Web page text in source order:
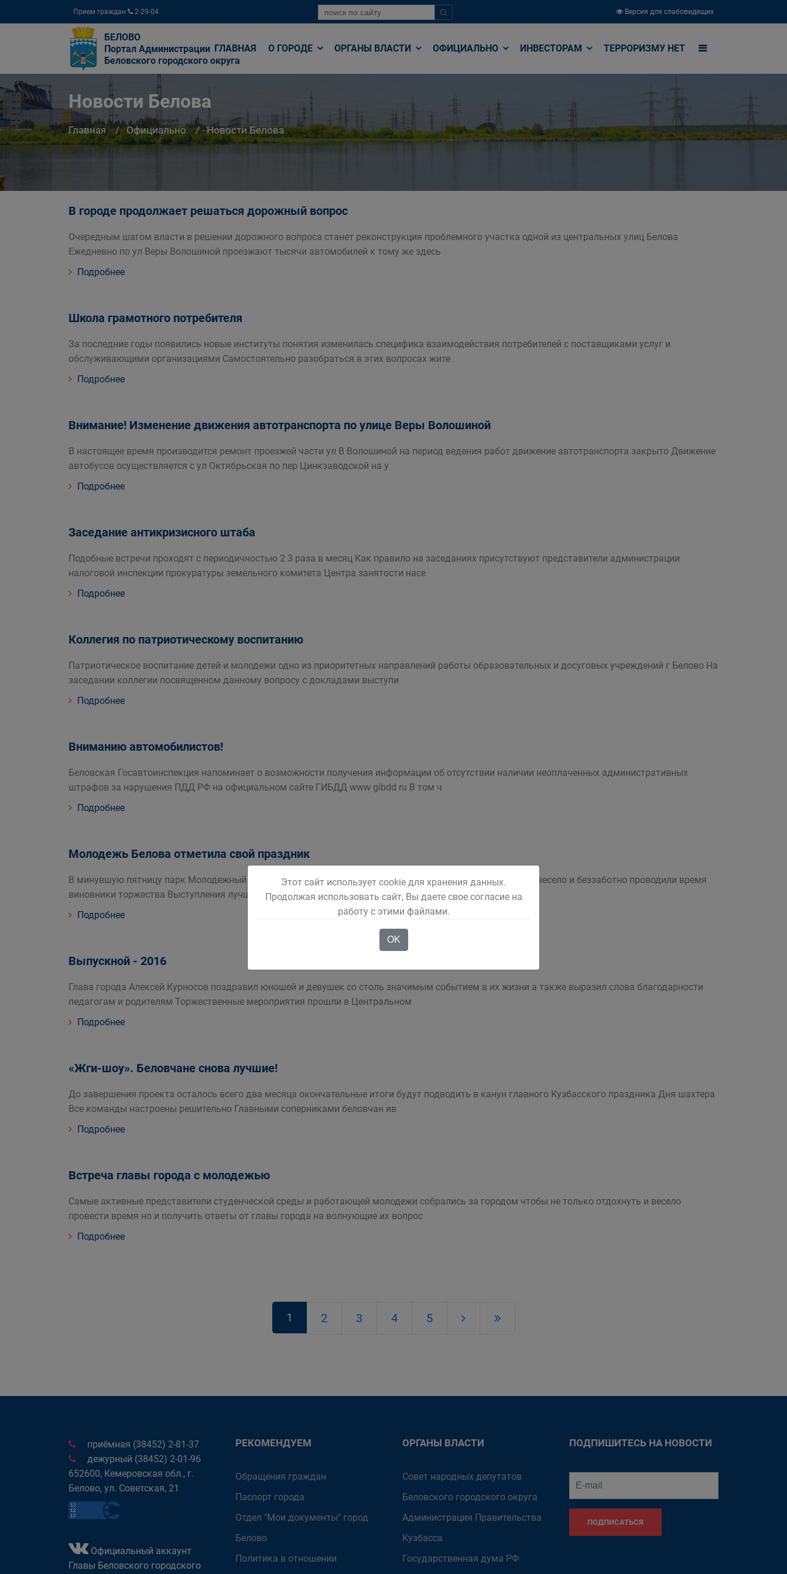
Прием граждан 2-29-04 Версия для слабовидящих
БЕЛОВО
Портал Администрации
Беловского городского округа
ГЛАВНАЯ О ГОРОДЕ ОРГАНЫ ВЛАСТИ ОФИЦИАЛЬНО ИНВЕСТОРАМ ТЕРРОРИЗМУ НЕТ
Новости Белова
Главная Официально Новости Белова
В городе продолжает решаться дорожный вопрос
Очередным шагом власти в решении дорожного вопроса станет реконструкция проблемного участка одной из центральных улиц Белова
Ежедневно по ул Веры Волошиной проезжают тысячи автомобилей к тому же здесь
Подробнее
Школа грамотного потребителя
За последние годы появились новые институты понятия изменилась специфика взаимодействия потребителей с поставщиками услуг и
обслуживающими организациями Самостоятельно разобраться в этих вопросах жите
Подробнее
Внимание! Изменение движения автотранспорта по улице Веры Волошиной
В настоящее время производится ремонт проезжей части ул В Волошиной на период ведения работ движение автотранспорта закрыто Движение
автобусов осуществляется с ул Октябрьская по пер Цинкзаводской на у
Подробнее
Заседание антикризисного штаба
Подобные встречи проходят с периодичностью 2 3 раза в месяц Как правило на заседаниях присутствуют представители администрации
налоговой инспекции прокуратуры земельного комитета Центра занятости насе
Подробнее
Коллегия по патриотическому воспитанию
Патриотическое воспитание детей и молодежи одно из приоритетных направлений работы образовательных и досуговых учреждений г Белово На
заседании коллегии посвященном данному вопросу с докладами выступи
Подробнее
Вниманию автомобилистов!
Беловская Госавтоинспекция напоминает о возможности получения информации об отсутствии наличии неоплаченных административных
штрафов за нарушения ПДД РФ на официальном сайте ГИБДД www gibdd ru В том ч
Подробнее
Молодежь Белова отметила свой праздник
В минувшую пятницу парк Молодежный превратился в территорию где на протяжении нескольких часов весело и беззаботно проводили время
виновники торжества Выступления лучших музыкальных и танцевальных кол
Подробнее
Выпускной - 2016
Глава города Алексей Курносов поздравил юношей и девушек со столь значимым событием в их жизни а также выразил слова благодарности
педагогам и родителям Торжественные мероприятия прошли в Центральном
Подробнее
«Жги-шоу». Беловчане снова лучшие!
До завершения проекта осталось всего два месяца окончательные итоги будут подводить в канун главного Кузбасского праздника Дня шахтера
Все команды настроены решительно Главными соперниками беловчан яв
Подробнее
Встреча главы города с молодежью
Самые активные представители студенческой среды и работающей молодежи собрались за городом чтобы не только отдохнуть и весело
провести время но и получить ответы от главы города на волнующие их вопрос
Подробнее
1 2 3 4 5
приёмная (38452) 2-81-37
дежурный (38452) 2-01-96
652600, Кемеровская обл., г.
Белово, ул. Советская, 21
Официальный аккаунт
Главы Беловского городского
РЕКОМЕНДУЕМ
Обращения граждан
Паспорт города
Отдел "Мои документы" город
Белово
Политика в отношении
ОРГАНЫ ВЛАСТИ
Совет народных депутатов
Беловского городского округа
Администрация Правительства
Кузбасса
Государственная дума РФ
ПОДПИШИТЕСЬ НА НОВОСТИ
ПОДПИСАТЬСЯ
Этот сайт использует cookie для хранения данных.
Продолжая использовать сайт, Вы даете свое согласие на
работу с этими файлами.
OK